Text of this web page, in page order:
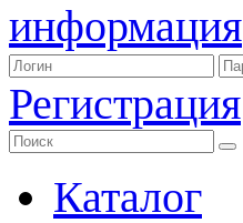
информация
Регистрация
Каталог